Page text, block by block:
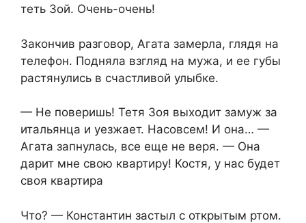
теть Зой. Очень-очень!
Закончив разговор, Агата замерла, глядя на
телефон. Подняла взгляд на мужа, и ее губы
растянулись в счастливой улыбке.
— Не поверишь! Тетя Зоя выходит замуж за
итальянца и уезжает. Насовсем! И она… —
Агата запнулась, все еще не веря. — Она
дарит мне свою квартиру! Костя, у нас будет
своя квартира
Что? — Константин застыл с открытым ртом.